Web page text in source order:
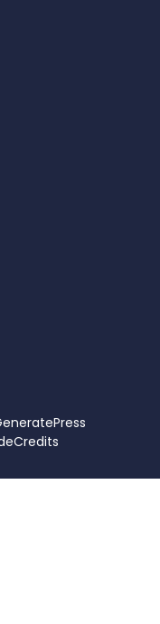
Credits